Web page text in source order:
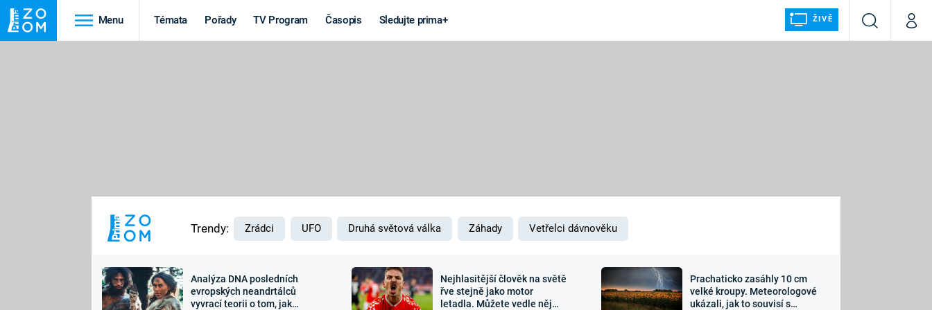
Menu Témata Pořady TV Program Časopis Sledujte prima+ ŽIVĚ
VyhledáváníMůj
MARS
Výročí
Záhady a
Zajímavosti Sledujte nás
Trendy: Zrádci UFO Druhá světová válka Záhady Vetřelci dávnověku
Analýza DNA posledních
evropských neandrtálců
vyvrací teorii o tom, jak
Nejhlasitější člověk na světě
řve stejně jako motor
letadla. Můžete vedle něj
Prachaticko zasáhly 10 cm
velké kroupy. Meteorologové
ukázali, jak to souvisí s